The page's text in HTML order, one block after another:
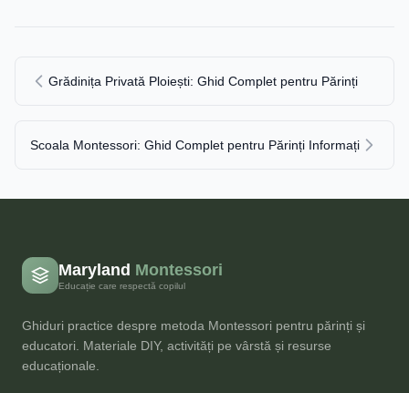
Grădinița Privată Ploiești: Ghid Complet pentru Părinți
Scoala Montessori: Ghid Complet pentru Părinți Informați
Maryland Montessori
Educație care respectă copilul
Ghiduri practice despre metoda Montessori pentru părinți și
educatori. Materiale DIY, activități pe vârstă și resurse
educaționale.